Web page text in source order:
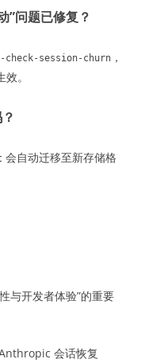
”问题已修复？
session-churn ，
。
会自动迁移至新存储格
与开发者体验”的重要
会话恢复